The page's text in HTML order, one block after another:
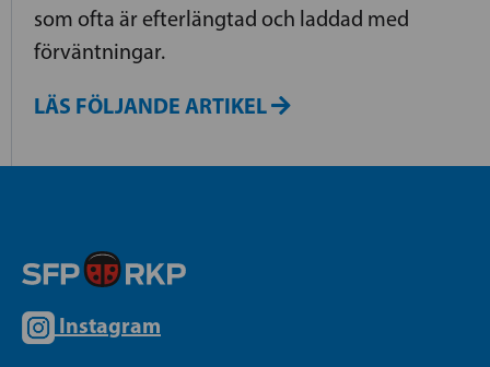
som ofta är efterlängtad och laddad med
förväntningar.
LÄS FÖLJANDE ARTIKEL
Instagram